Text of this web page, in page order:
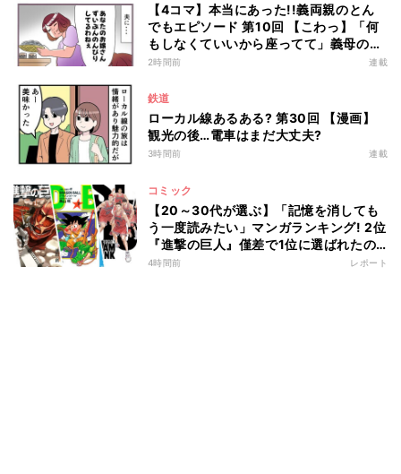
【4コマ】本当にあった!!義両親のとん
でもエピソード 第10回 【こわっ】「何
もしなくていいから座ってて」義母の言
葉を真に受けた結果…
2時間前 連載
鉄道
ローカル線あるある? 第30回 【漫画】
観光の後…電車はまだ大丈夫?
3時間前 連載
コミック
【20～30代が選ぶ】「記憶を消しても
う一度読みたい」マンガランキング! 2位
『進撃の巨人』僅差で1位に選ばれたの
は?
4時間前 レポート